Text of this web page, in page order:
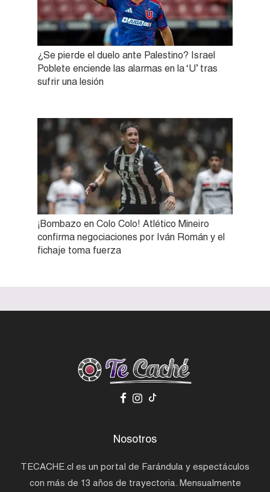
¿Se pierde el duelo ante Palestino? Israel
Poblete enciende las alarmas en la ‘U’ tras
sufrir una lesión
¡Bombazo en Colo Colo! Atlético Mineiro
confirma negociaciones por Iván Román y el
fichaje toma fuerza
Nosotros
TECACHE.cl es un portal de Farándula y espectáculos
con más de 13 años de trayectoria. Mensualmente